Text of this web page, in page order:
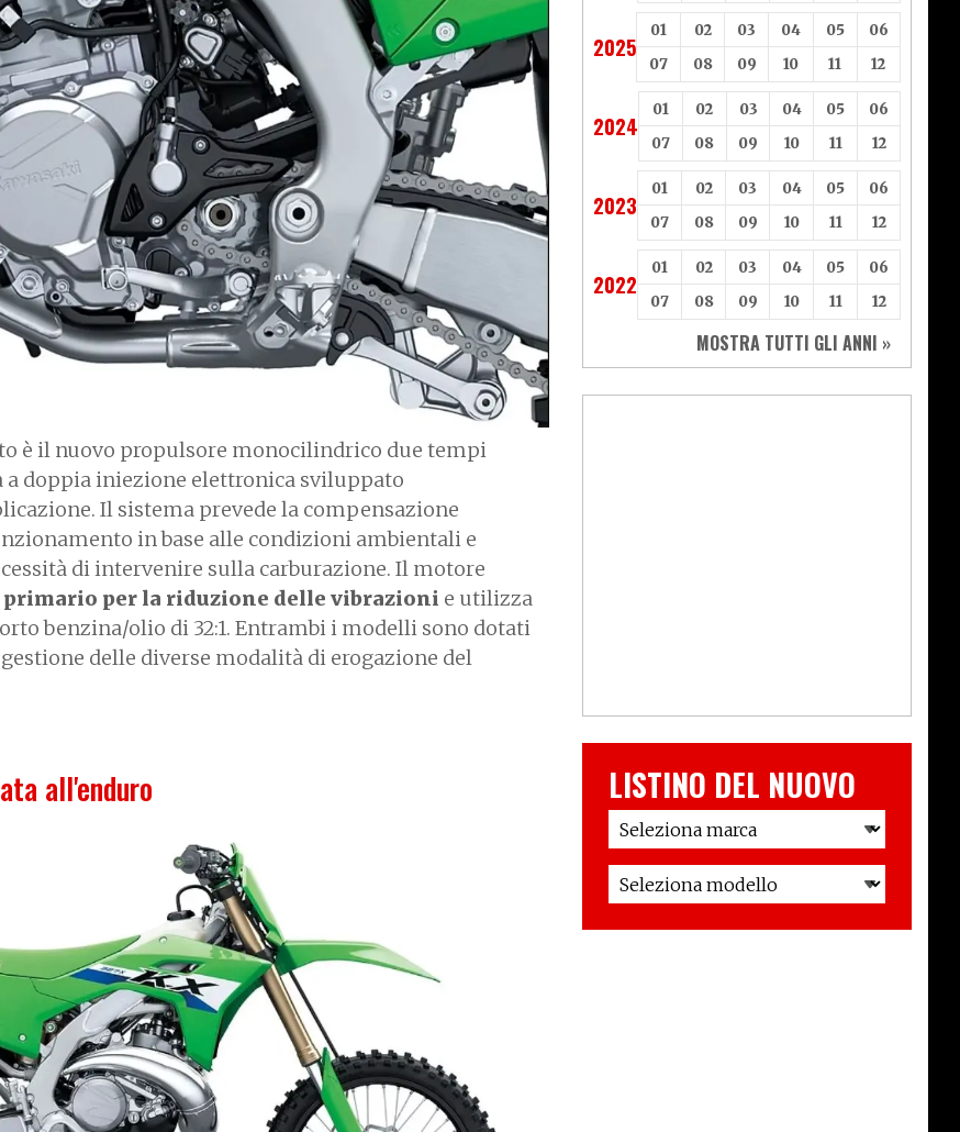
è il nuovo propulsore monocilindrico due tempi
doppia iniezione elettronica sviluppato
Il sistema prevede la compensazione
in base alle condizioni ambientali e
di intervenire sulla carburazione. Il motore
per la riduzione delle vibrazioni e utilizza
benzina/olio di 32:1. Entrambi i modelli sono dotati
delle diverse modalità di erogazione del
all'enduro
2025
01 02 03 04 05
06
07
08 09 10 11 12
2024
01 02 03 04 05
06
07
08 09 10 11 12
2023
01 02 03 04 05
06
07
08 09 10 11 12
2022
01 02 03 04 05
06
07
08 09 10 11 12
MOSTRA TUTTI GLI ANNI »
LISTINO DEL NUOVO